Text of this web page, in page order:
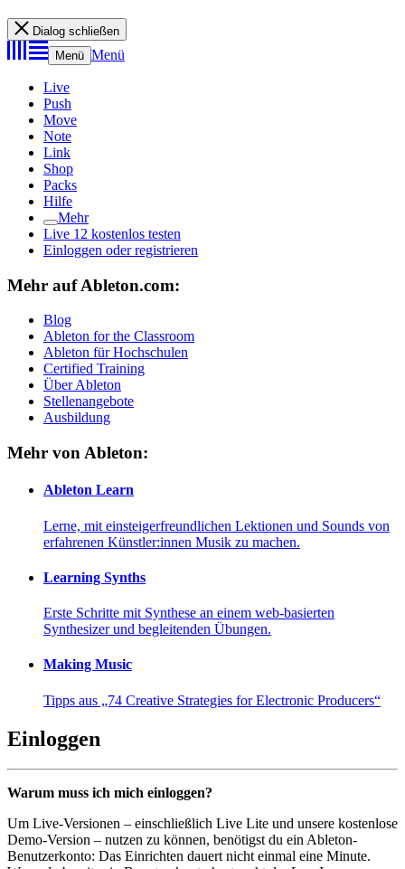
Dialog schließen
Menü Menü
Live
Push
Move
Note
Link
Shop
Packs
Hilfe
Mehr
Live 12 kostenlos testen
Einloggen oder registrieren
Mehr auf Ableton.com:
Blog
Ableton for the Classroom
Ableton für Hochschulen
Certified Training
Über Ableton
Stellenangebote
Ausbildung
Mehr von Ableton:
Ableton Learn
Lerne, mit einsteigerfreundlichen Lektionen und Sounds von
erfahrenen Künstler:innen Musik zu machen.
Learning Synths
Erste Schritte mit Synthese an einem web-basierten
Synthesizer und begleitenden Übungen.
Making Music
Tipps aus „74 Creative Strategies for Electronic Producers“
Einloggen
Warum muss ich mich einloggen?
Um Live-Versionen – einschließlich Live Lite und unsere kostenlose
Demo-Version – nutzen zu können, benötigst du ein Ableton-
Benutzerkonto: Das Einrichten dauert nicht einmal eine Minute.